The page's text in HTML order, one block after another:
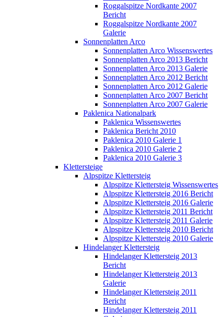
Roggalspitze Nordkante 2007
Bericht
Roggalspitze Nordkante 2007
Galerie
Sonnenplatten Arco
Sonnenplatten Arco Wissenswertes
Sonnenplatten Arco 2013 Bericht
Sonnenplatten Arco 2013 Galerie
Sonnenplatten Arco 2012 Bericht
Sonnenplatten Arco 2012 Galerie
Sonnenplatten Arco 2007 Bericht
Sonnenplatten Arco 2007 Galerie
Paklenica Nationalpark
Paklenica Wissenswertes
Paklenica Bericht 2010
Paklenica 2010 Galerie 1
Paklenica 2010 Galerie 2
Paklenica 2010 Galerie 3
Klettersteige
Alpspitze Klettersteig
Alpspitze Klettersteig Wissenswertes
Alpspitze Klettersteig 2016 Bericht
Alpspitze Klettersteig 2016 Galerie
Alpspitze Klettersteig 2011 Bericht
Alpspitze Klettersteig 2011 Galerie
Alpspitze Klettersteig 2010 Bericht
Alpspitze Klettersteig 2010 Galerie
Hindelanger Klettersteig
Hindelanger Klettersteig 2013
Bericht
Hindelanger Klettersteig 2013
Galerie
Hindelanger Klettersteig 2011
Bericht
Hindelanger Klettersteig 2011